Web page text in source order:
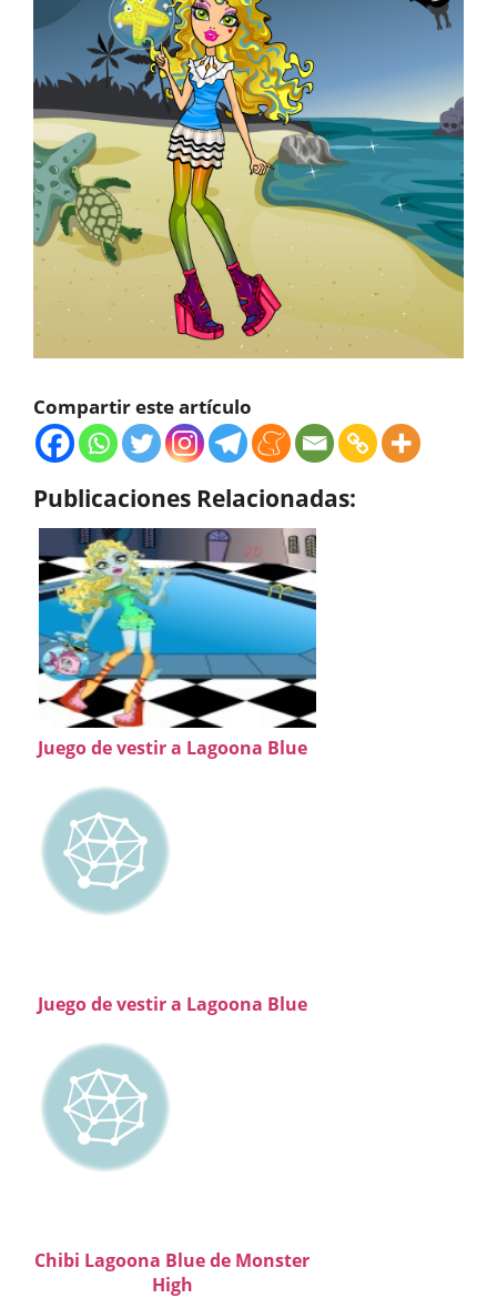
Compartir este artículo
Publicaciones Relacionadas:
Juego de vestir a Lagoona Blue
Juego de vestir a Lagoona Blue
Chibi Lagoona Blue de Monster
High